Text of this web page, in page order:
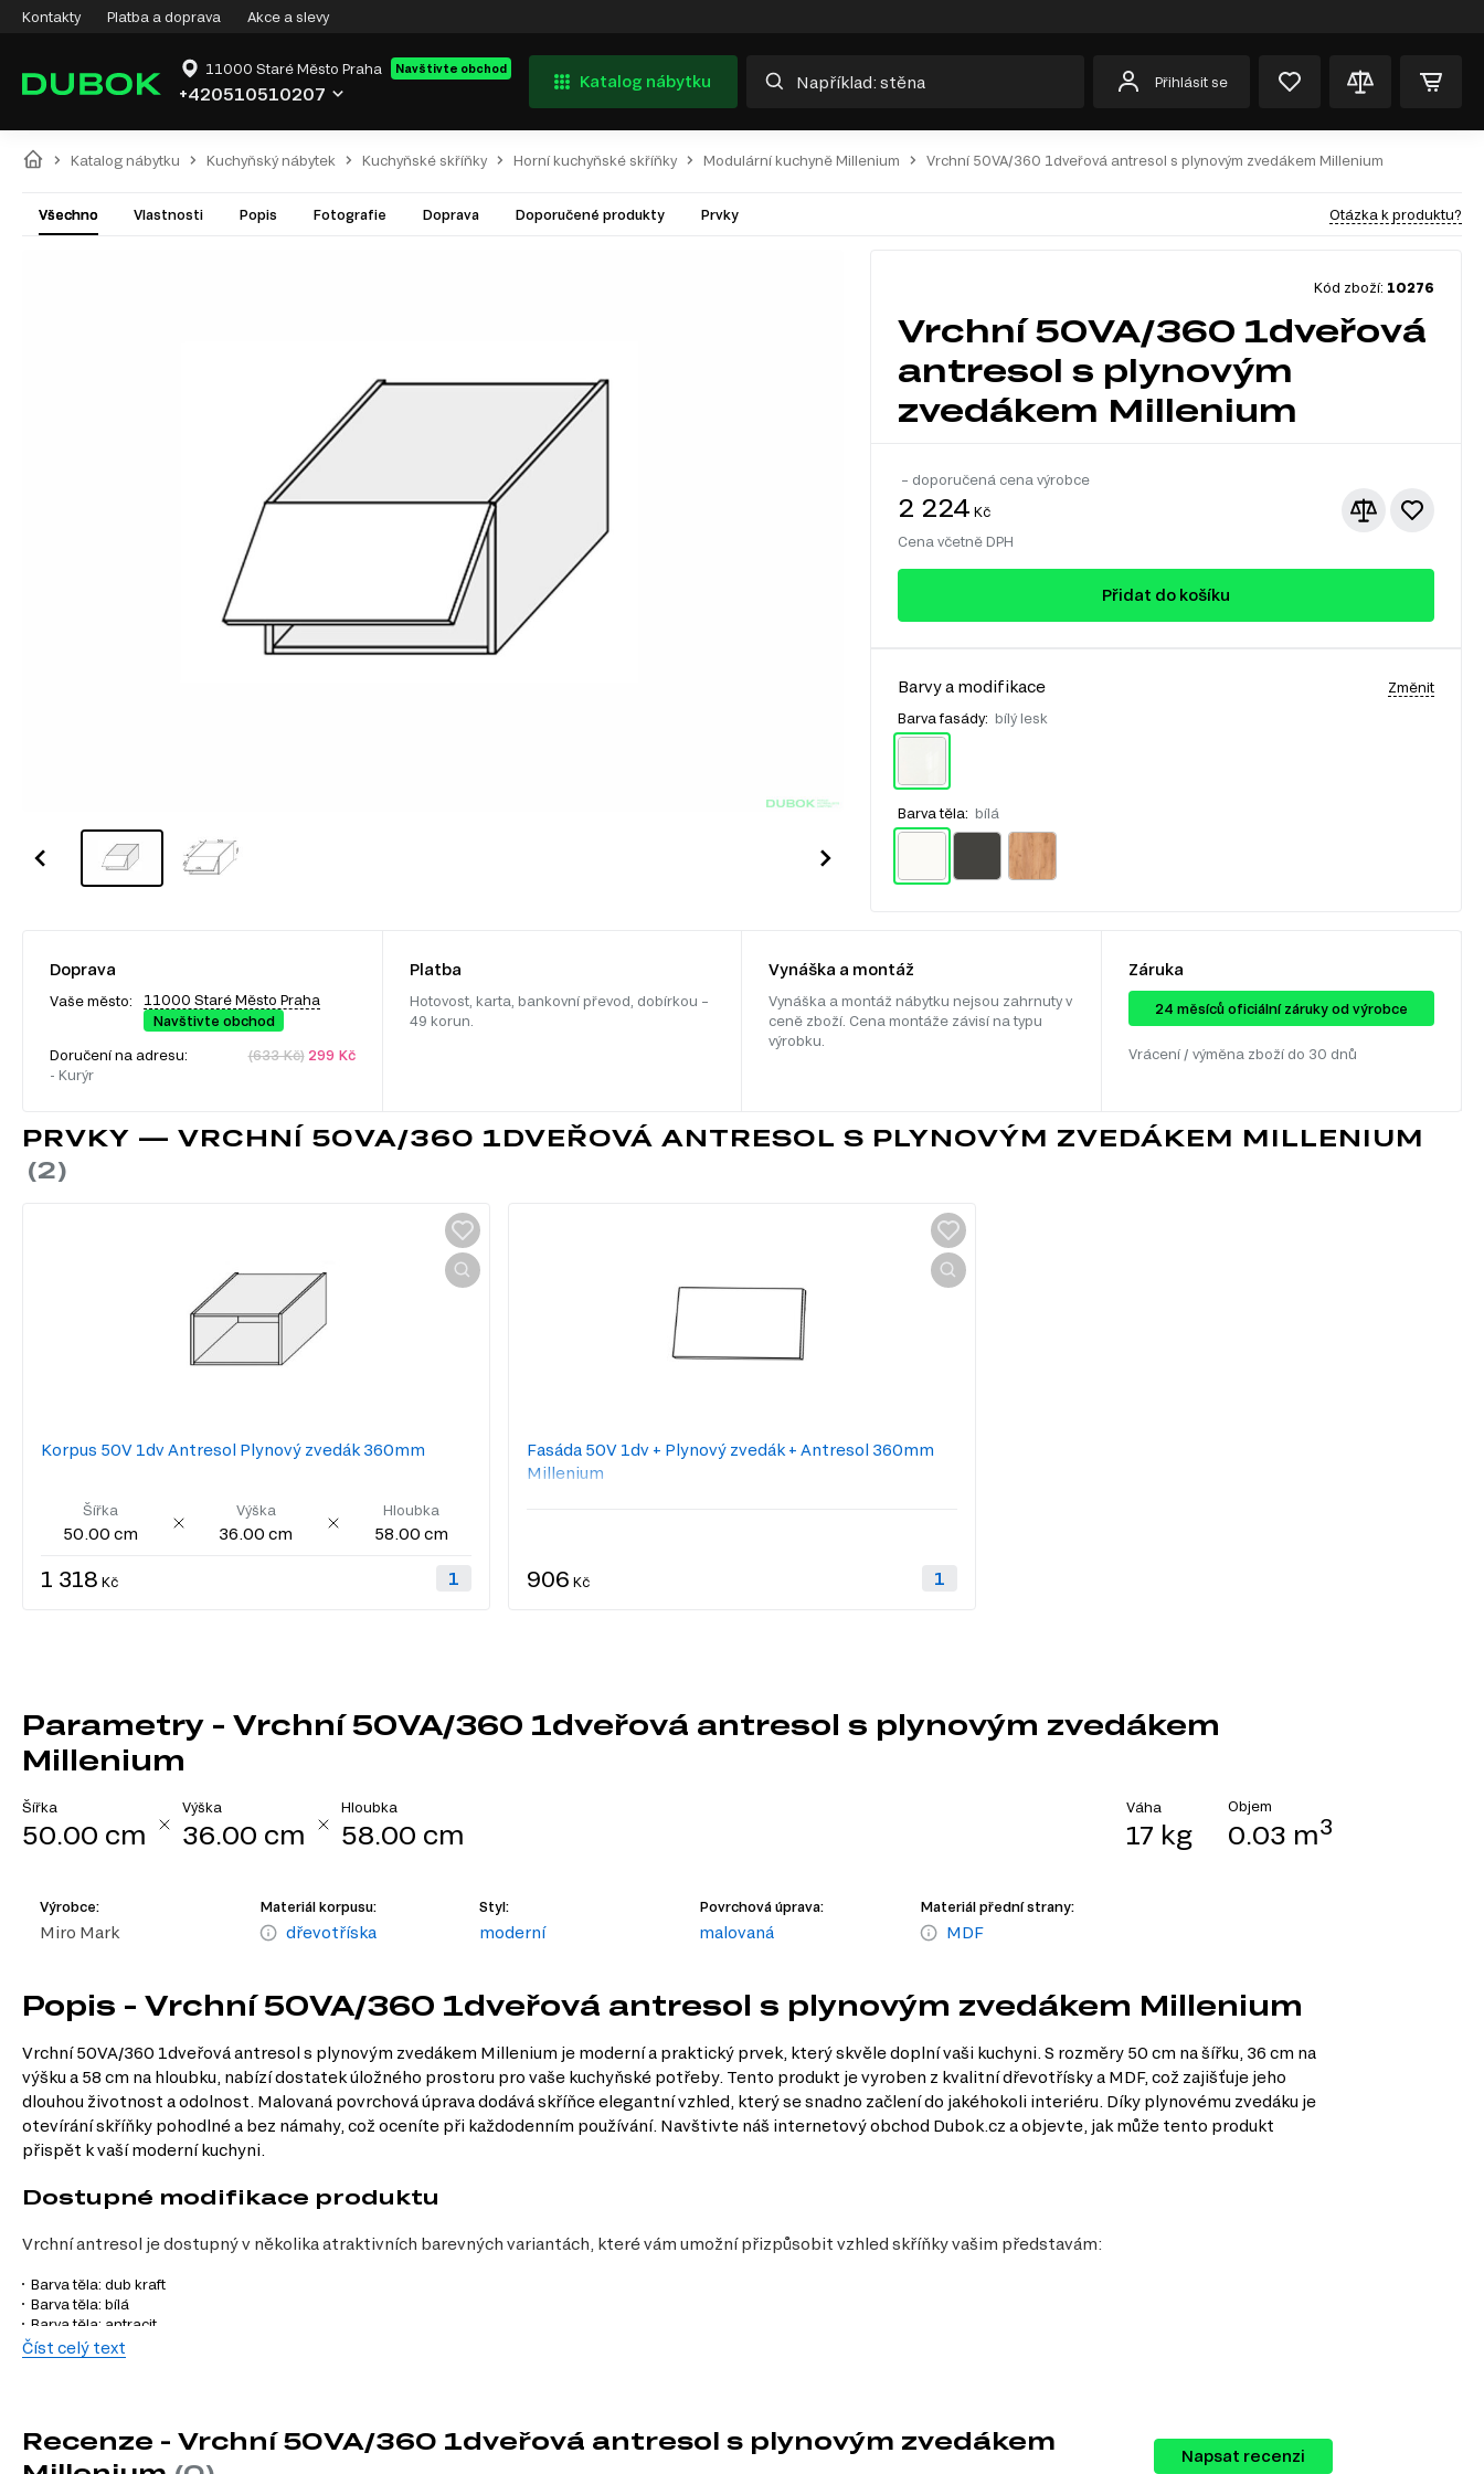
Kontakty Platba a doprava Akce a slevy
11000 Staré Město Praha Navštivte obchod
+420510510207
Katalog nábytku Přihlásit se
Katalog nábytku Kuchyňský nábytek Kuchyňské skříňky Horní kuchyňské skříňky Modulární kuchyně Millenium Vrchní 50VA/360 1dveřová antresol s plynovým zvedákem Millenium
Všechno Vlastnosti Popis Fotografie Doprava Doporučené produkty Prvky Otázka k produktu?
Kód zboží: 10276
Vrchní 50VA/360 1dveřová
antresol s plynovým
zvedákem Millenium
– doporučená cena výrobce
2 224 Kč
Cena včetně DPH
Přidat do košíku
Barvy a modifikace Změnit
Barva fasády: bílý lesk
Barva těla: bílá
Doprava
Vaše město:
11000 Staré Město Praha
Navštivte obchod
Doručení na adresu:
- Kurýr
(633 Kč)299 Kč
Platba
Hotovost, karta, bankovní převod, dobírkou –
49 korun.
Vynáška a montáž
Vynáška a montáž nábytku nejsou zahrnuty v
ceně zboží. Cena montáže závisí na typu
výrobku.
Záruka
24 ​​​​měsíců oficiální záruky od výrobce
Vrácení / výměna zboží do 30 dnů
PRVKY — VRCHNÍ 50VA/360 1DVEŘOVÁ ANTRESOL S PLYNOVÝM ZVEDÁKEM MILLENIUM
Korpus 50V 1dv Antresol Plynový zvedák 360mm
Šířka
50.00 cm
Výška
36.00 cm
Hloubka
58.00 cm
1 318 Kč
Fasáda 50V 1dv + Plynový zvedák + Antresol 360mm
Millenium
906 Kč
Parametry - Vrchní 50VA/360 1dveřová antresol s plynovým zvedákem
Millenium
Šířka
50.00 cm
Výška
36.00 cm
Hloubka
58.00 cm
Váha
17 kg
Objem
0.03 m3
Výrobce:
Miro Mark
Materiál korpusu:
dřevotříska
Styl:
moderní
Povrchová úprava:
malovaná
Materiál přední strany:
MDF
Popis - Vrchní 50VA/360 1dveřová antresol s plynovým zvedákem Millenium
Vrchní 50VA/360 1dveřová antresol s plynovým zvedákem Millenium je moderní a praktický prvek, který skvěle doplní vaši kuchyni. S rozměry 50 cm na šířku, 36 cm na
výšku a 58 cm na hloubku, nabízí dostatek úložného prostoru pro vaše kuchyňské potřeby. Tento produkt je vyroben z kvalitní dřevotřísky a MDF, což zajišťuje jeho
dlouhou životnost a odolnost. Malovaná povrchová úprava dodává skříňce elegantní vzhled, který se snadno začlení do jakéhokoli interiéru. Díky plynovému zvedáku je
otevírání skříňky pohodlné a bez námahy, což oceníte při každodenním používání. Navštivte náš internetový obchod Dubok.cz a objevte, jak může tento produkt
přispět k vaší moderní kuchyni.
Dostupné modifikace produktu
Vrchní antresol je dostupný v několika atraktivních barevných variantách, které vám umožní přizpůsobit vzhled skříňky vašim představám:
Barva těla: dub kraft
Barva těla: bílá
Barva těla: antracit
Barva fasády: bílý lesk
Velikost. S rozměry 50.00 cm na šířku, 36.00 cm na výšku a 58.00 cm na hloubku je antresol ideální pro menší kuchyně, kde je každý centimetr cenný.
Materiál korpusu.
Dřevotříska zaručuje pevnost a stabilitu, což znamená, že skříňka vydrží i každodenní používání.
Číst celý text
Recenze - Vrchní 50VA/360 1dveřová antresol s plynovým zvedákem
Napsat recenzi